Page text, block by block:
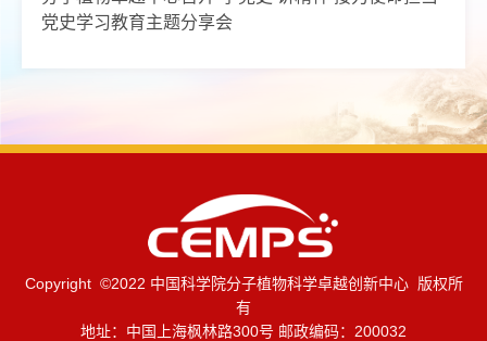
党史学习教育主题分享会
Copyright ©2022 中国科学院分子植物科学卓越创新中心 版权所
有
地址：中国上海枫林路300号 邮政编码：200032